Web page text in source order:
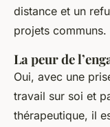
distance et un
projets communs.
La peur de
Oui, avec une
travail sur soi et
thérapeutique, il